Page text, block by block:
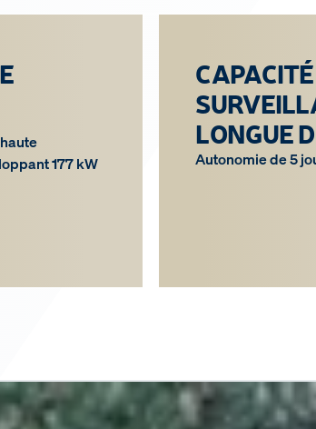
177 kW
LONGUE
Autonomie de 5